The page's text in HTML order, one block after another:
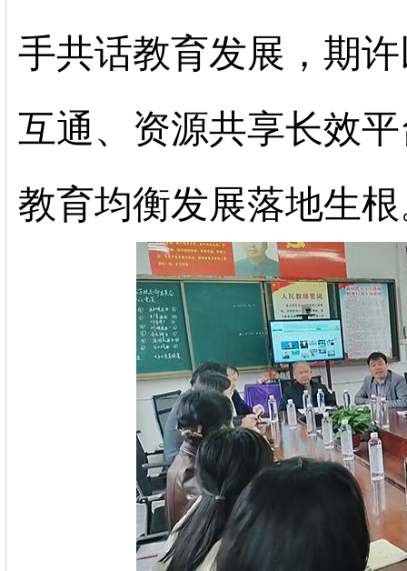
手共话教育发展，期
互通、资源共享长效
教育均衡发展落地生